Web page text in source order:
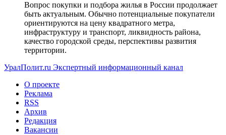
Вопрос покупки и подбора жилья в России продолжает
быть актуальным. Обычно потенциальные покупатели
ориентируются на цену квадратного метра,
инфраструктуру и транспорт, ликвидность района,
качество городской среды, перспективы развития
территории.
УралПолит.ru Экспертный информационный канал
О проекте
Реклама
RSS
Архив
Редакция
Вакансии